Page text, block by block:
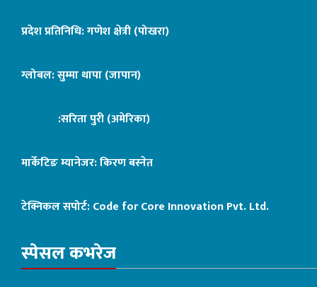
प्रदेश प्रतिनिधि: गणेश क्षेत्री (पोखरा)
ग्लोबल: सुम्मा थापा (जापान)
:सरिता पुरी (अमेरिका)
मार्केटिङ म्यानेजर: किरण बस्नेत
टेक्निकल सपोर्ट:Code for Core Innovation Pvt. Ltd.
स्पेसल कभरेज